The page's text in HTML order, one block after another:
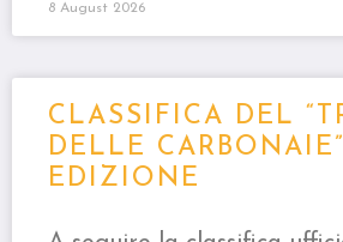
8 August 2026
CLASSIFICA DEL
DELLE
EDIZIONE